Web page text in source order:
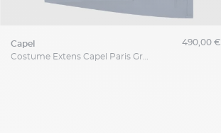
capel
Costume Extens Capel Paris Grande Taille
490,00 €